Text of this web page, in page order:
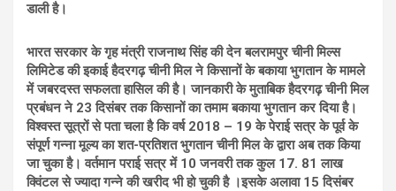
डाली है।
भारत सरकार के गृह मंत्री राजनाथ सिंह की देन बलरामपुर चीनी मिल्स
लिमिटेड की इकाई हैदरगढ़ चीनी मिल ने किसानों के बकाया भुगतान के मामले
में जबरदस्त सफलता हासिल की है। जानकारी के मुताबिक हैदरगढ़ चीनी मिल
प्रबंधन ने 23 दिसंबर तक किसानों का तमाम बकाया भुगतान कर दिया है।
विश्वस्त सूत्रों से पता चला है कि वर्ष 2018 – 19 के पेराई सत्र के पूर्व के
संपूर्ण गन्ना मूल्य का शत-प्रतिशत भुगतान चीनी मिल के द्वारा अब तक किया
जा चुका है। वर्तमान पराई सत्र में 10 जनवरी तक कुल 17. 81 लाख
क्विंटल से ज्यादा गन्ने की खरीद भी हो चुकी है ।इसके अलावा 15 दिसंबर